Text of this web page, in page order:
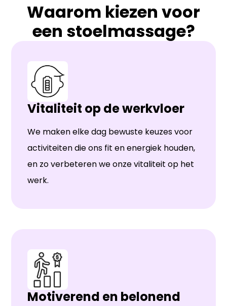
Waarom kiezen voor
een stoelmassage?
Vitaliteit op de werkvloer
We maken elke dag bewuste keuzes voor
activiteiten die ons fit en energiek houden,
en zo verbeteren we onze vitaliteit op het
werk.
Motiverend en belonend